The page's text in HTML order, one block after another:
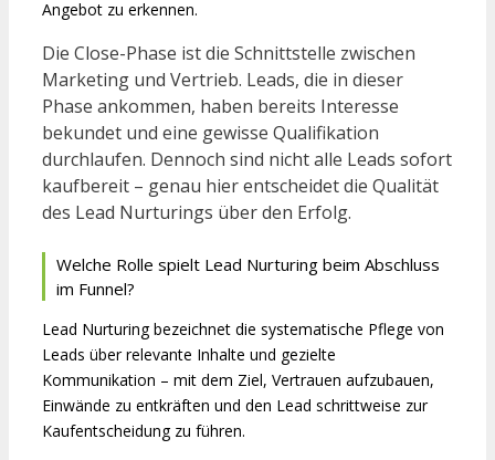
Angebot zu erkennen.
Die Close-Phase ist die Schnittstelle zwischen
Marketing und Vertrieb. Leads, die in dieser
Phase ankommen, haben bereits Interesse
bekundet und eine gewisse Qualifikation
durchlaufen. Dennoch sind nicht alle Leads sofort
kaufbereit – genau hier entscheidet die Qualität
des Lead Nurturings über den Erfolg.
Welche Rolle spielt Lead Nurturing beim Abschluss
im Funnel?
Lead Nurturing bezeichnet die systematische Pflege von
Leads über relevante Inhalte und gezielte
Kommunikation – mit dem Ziel, Vertrauen aufzubauen,
Einwände zu entkräften und den Lead schrittweise zur
Kaufentscheidung zu führen.